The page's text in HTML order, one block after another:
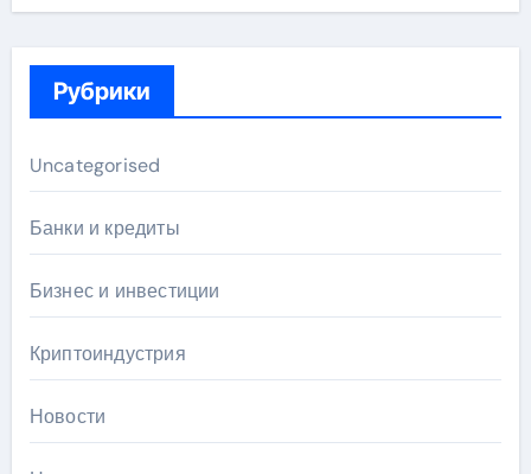
Рубрики
Uncategorised
Банки и кредиты
Бизнес и инвестиции
Криптоиндустрия
Новости